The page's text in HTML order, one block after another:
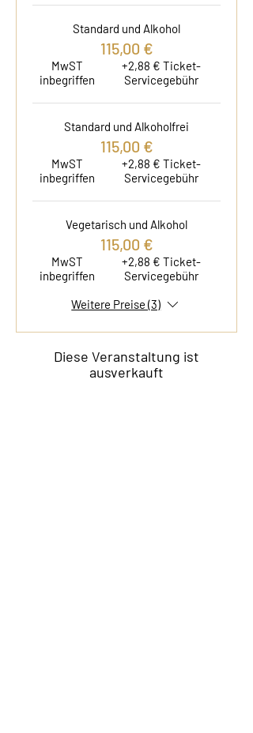
Standard und Alkohol
115,00 €
MwST
inbegriffen
+2,88 € Ticket-
Servicegebühr
Standard und Alkoholfrei
115,00 €
MwST
inbegriffen
+2,88 € Ticket-
Servicegebühr
Vegetarisch und Alkohol
115,00 €
MwST
inbegriffen
+2,88 € Ticket-
Servicegebühr
Weitere Preise (3)
Diese Veranstaltung ist
ausverkauft